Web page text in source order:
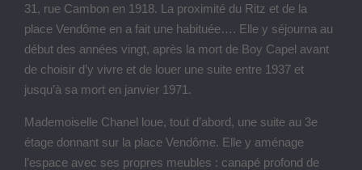
31, rue Cambon en 1918. La proximité du Ritz et de la
place Vendôme en a fait une habituée…. Elle y séjourna au
début des années vingt, après la mort de Boy Capel avant
de choisir d’y vivre et de louer une suite entre 1937 et
jusqu’à sa mort en janvier 1971.
Mademoiselle Chanel loue, tout d’abord, une suite au 3e
étage donnant sur la place Vendôme. Elle y aménage
l’espace avec ses propres meubles : canapé profond de